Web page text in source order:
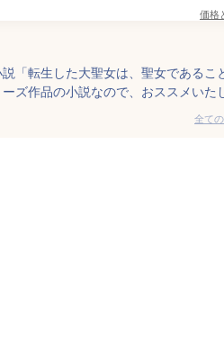
価格
「転生した大聖女は、聖女であるこ
ズ作品の小説なので、おススメいた
全て